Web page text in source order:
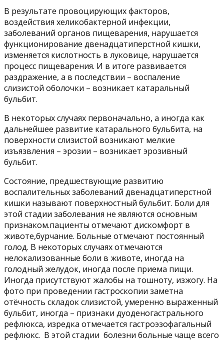
В результате провоцирующих факторов,
воздействия хеликобактерной инфекции,
заболеваний органов пищеварения, нарушается
функционирование двенадцатиперстной кишки,
изменяется кислотность в луковице, нарушается
процесс пищеварения. И в итоге развивается
раздражение, а в последствии – воспаление
слизистой оболочки – возникает катаральный
бульбит.
В некоторых случаях первоначально, а иногда как
дальнейшее развитие катарального бульбита, на
поверхности слизистой возникают мелкие
изъязвления – эрозии – возникает эрозивный
бульбит.
Состояние, предшествующие развитию
воспалительных заболеваний двенадцатиперстной
кишки называют поверхностный бульбит. Боли для
этой стадии заболевания не являются основным
признаком.пациенты отмечают дискомфорт в
животе,бурчание. Больные отмечают постоянный
голод. В некоторых случаях отмечаются
нелокализованные боли в животе, иногда на
голодный желудок, иногда после приема пищи.
Иногда присутствуют жалобы на тошноту, изжогу. На
фото при проведении гастроскопии заметна
отёчность складок слизистой, умеренно выраженный
бульбит, иногда – признаки дуоденогастрального
рефлюкса, изредка отмечается гастроэзофагальный
рефлюкс. В этой стадии болезни больные чаще всего